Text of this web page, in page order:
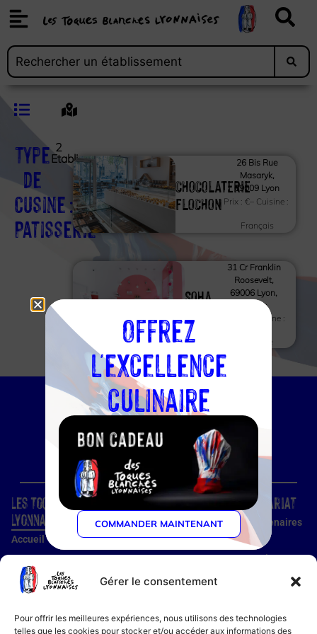
Gérer le consentement
Pour offrir les meilleures expériences, nous utilisons des technologies
telles que les cookies pour stocker et/ou accéder aux informations des
Type
de
cusine :
Patisserie
2
Etablissements
CHOCOLATERIE
FLOCHON
26 Bis Rue
Masaryk,
69009 Lyon
Prix : €– Cuisine :
Français
SOHA
31 Cr Franklin
Roosevelt,
69006 Lyon,
France
– Cuisine :
Patisserie
Partenariat
Nos partenaires
Devenir
partenaire
Devenir membre
Les Toques Blanches
Lyonnaises
Accueil
Guide établissements
Notre histoire
Condition d'utilisation
Mentions légales
Offrez
l'excellence
culinaire
COMMANDER MAINTENANT